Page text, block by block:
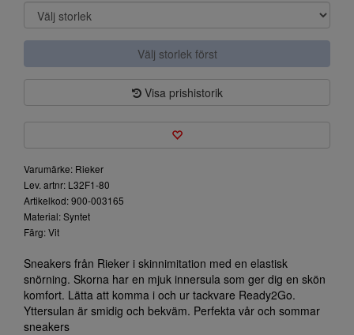
Välj storlek först
Visa prishistorik
Varumärke: Rieker
Lev. artnr: L32F1-80
Artikelkod: 900-003165
Material: Syntet
Färg: Vit
Sneakers från Rieker i skinnimitation med en elastisk
snörning. Skorna har en mjuk innersula som ger dig en skön
komfort. Lätta att komma i och ur tackvare Ready2Go.
Yttersulan är smidig och bekväm. Perfekta vår och sommar
sneakers